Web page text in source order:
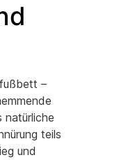
–
natürliche
teils
und